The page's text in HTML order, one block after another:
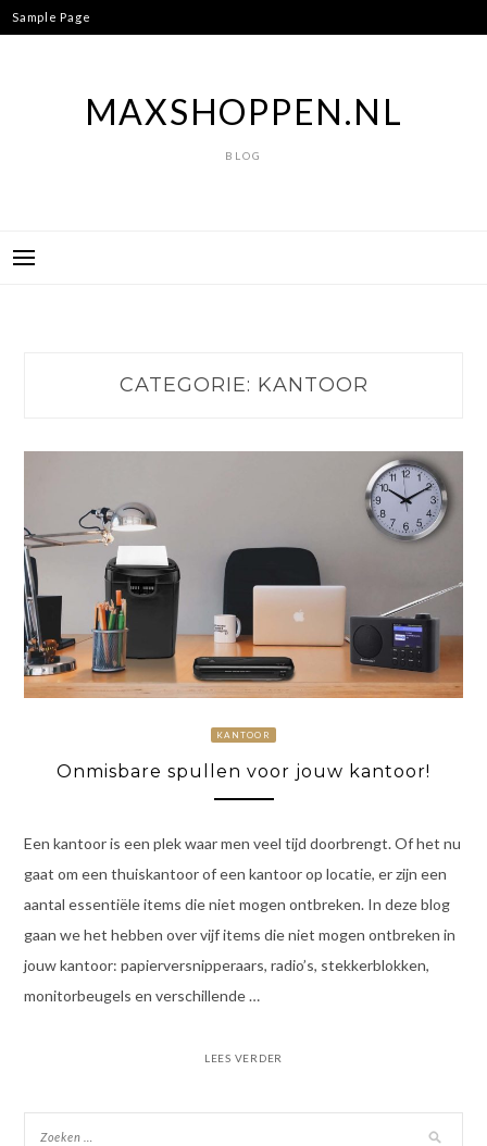
Ga
naar
Sample Page
MAXSHOPPEN.NL
BLOG
CATEGORIE: KANTOOR
KANTOOR
Onmisbare spullen voor jouw kantoor!
Een kantoor is een plek waar men veel tijd doorbrengt. Of het nu
gaat om een thuiskantoor of een kantoor op locatie, er zijn een
aantal essentiële items die niet mogen ontbreken. In deze blog
gaan we het hebben over vijf items die niet mogen ontbreken in
jouw kantoor: papierversnipperaars, radio’s, stekkerblokken,
monitorbeugels en verschillende …
LEES VERDER